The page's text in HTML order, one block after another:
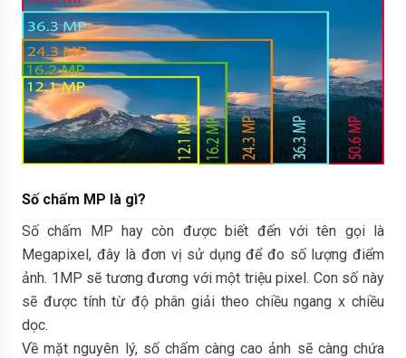
Số chấm MP là gì?
Số chấm MP hay còn được biết đến với tên gọi là
Megapixel, đây là đơn vị sử dụng để đo số lượng điểm
ảnh. 1MP sẽ tương đương với một triệu pixel. Con số này
sẽ được tính từ độ phân giải theo chiều ngang x chiều
dọc.
Về mặt nguyên lý, số chấm càng cao ảnh sẽ càng chứa